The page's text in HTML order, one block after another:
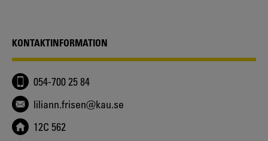
Vad kan en elev som kan prata engelska? Didaktisk
transposition av muntlig färdighet i lärares matriser för
bedömning av det nationella provet
Liliann Byman Frisén, Erica Sandlund, Pia Sundqvist -
2023
Hur stora skillnader är det i matriser för muntlig
bedömning?
Liliann Byman Frisén, Pia Sundqvist, Erica Sandlund -
2022
KONTAKTINFORMATION
054-700 25 84
liliann.frisen@kau.se
12C 562